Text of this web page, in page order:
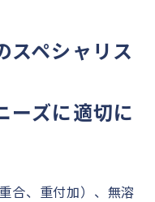
スペシャリス
ーズに適切に
合、重付加）、無溶